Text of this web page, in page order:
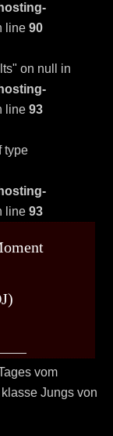
line 90
on null in
line 93
type
line 93
vom
Jungs von